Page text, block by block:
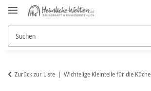
Zurück zur Liste Wichtelige Kleinteile für die Küche